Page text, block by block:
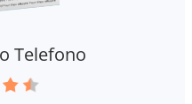
Telefono